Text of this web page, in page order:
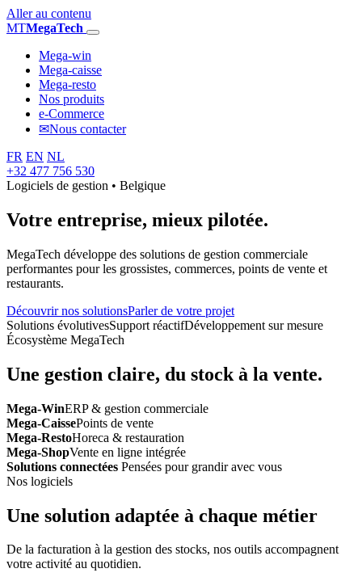
Aller au contenu
MTMegaTech
Mega-win
Mega-caisse
Mega-resto
Nos produits
e-Commerce
✉Nous contacter
FR EN NL
+32 477 756 530
Logiciels de gestion • Belgique
Votre entreprise, mieux pilotée.
MegaTech développe des solutions de gestion commerciale
performantes pour les grossistes, commerces, points de vente et
restaurants.
Découvrir nos solutionsParler de votre projet
Solutions évolutivesSupport réactifDéveloppement sur mesure
Écosystème MegaTech
Une gestion claire, du stock à la vente.
Mega-WinERP & gestion commerciale
Mega-CaissePoints de vente
Mega-RestoHoreca & restauration
Mega-ShopVente en ligne intégrée
Solutions connectées Pensées pour grandir avec vous
Nos logiciels
Une solution adaptée à chaque métier
De la facturation à la gestion des stocks, nos outils accompagnent
votre activité au quotidien.